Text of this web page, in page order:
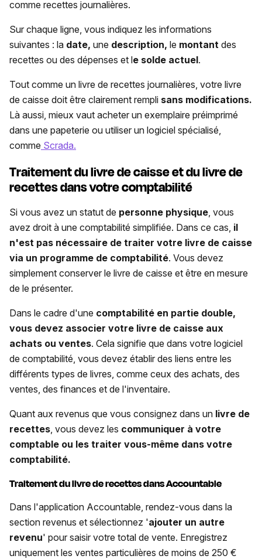
comme recettes journalières.
Sur chaque ligne, vous indiquez les informations
suivantes : la date, une description, le montant des
recettes ou des dépenses et le solde actuel.
Tout comme un livre de recettes journalières, votre livre
de caisse doit être clairement rempli sans modifications.
Là aussi, mieux vaut acheter un exemplaire préimprimé
dans une papeterie ou utiliser un logiciel spécialisé,
comme Scrada.
Traitement du livre de caisse et du livre de
recettes dans votre comptabilité
Si vous avez un statut de personne physique, vous
avez droit à une comptabilité simplifiée. Dans ce cas, il
n'est pas nécessaire de traiter votre livre de caisse
via un programme de comptabilité. Vous devez
simplement conserver le livre de caisse et être en mesure
de le présenter.
Dans le cadre d'une comptabilité en partie double,
vous devez associer votre livre de caisse aux
achats ou ventes. Cela signifie que dans votre logiciel
de comptabilité, vous devez établir des liens entre les
différents types de livres, comme ceux des achats, des
ventes, des finances et de l'inventaire.
Quant aux revenus que vous consignez dans un livre de
recettes, vous devez les communiquer à votre
comptable ou les traiter vous-même dans votre
comptabilité.
Traitement du livre de recettes dans Accountable
Dans l'application Accountable, rendez-vous dans la
section revenus et sélectionnez 'ajouter un autre
revenu' pour saisir votre total de vente. Enregistrez
uniquement les ventes particulières de moins de 250 €